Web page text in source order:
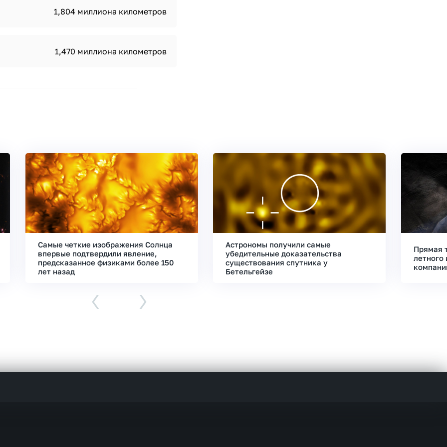
1,804 миллиона километров
1,470 миллиона километров
Самые четкие изображения Солнца
впервые подтвердили явление,
предсказанное физиками более 150
лет назад
Астрономы получили самые
убедительные доказательства
существования спутника у
Бетельгейзе
Прямая
летного
‹ ›